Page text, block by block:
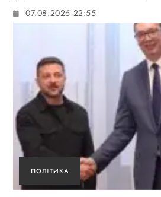
07.08.2026 22:55
ПОЛІТИКА